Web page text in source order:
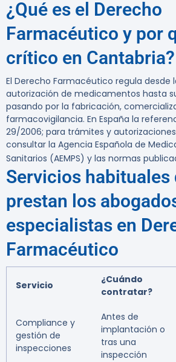
¿Qué es el Derecho
Farmacéutico y por
crítico en Cantabria?
El Derecho Farmacéutico regula desde
autorización de medicamentos hasta
pasando por la fabricación,
farmacovigilancia. En España la
29/2006; para trámites y
consultar la Agencia Española de
Sanitarios (AEMPS) y las normas
Servicios habituales
prestan los
especialistas en
Farmacéutico
Servicio
¿Cuándo
contratar?
Compliance y
gestión de
inspecciones
Antes de
implantación o
tras una
inspección